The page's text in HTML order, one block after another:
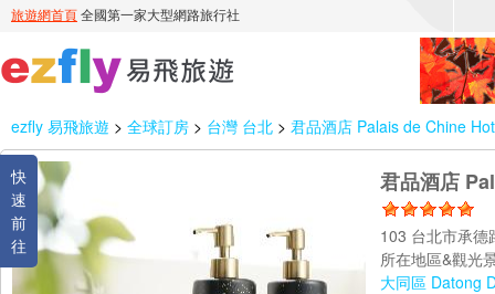
ezfly 易飛旅遊 > 全球訂房 > 台灣 台北 > 君品酒店 Palais de Chine
快
速
前
往
君品酒店
103 台北市承
所在地區&觀光
大同區 Datong